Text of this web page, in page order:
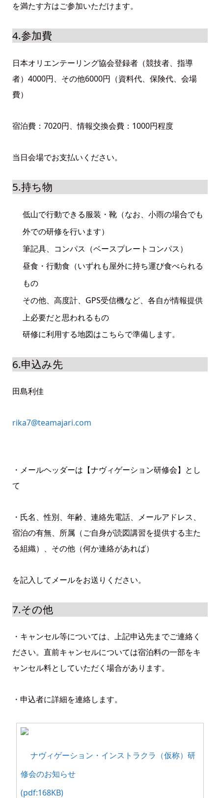
を満たす方はご参加いただけます。
4.参加費
日本オリエンテーリング協会登録者（競技者、指導
者）4000円、その他6000円（資料代、保険代、会場
費）
宿泊費：7020円、情報交換会費：1000円程度
当日会場でお支払いください。
5.持ち物
低山で行動できる服装・靴（なお、小雨の場合でも
外での研修を行います）
筆記具、コンパス（ベースプレートコンパス）
昼食・行動食（いずれも屋外に持ち運び食べられる
もの
その他、高度計、GPS受信機など、各自が情報提供
上必要だと思われるもの
研修に利用する地図はこちらで準備します。
6.申込み先
田島利佳
rika7@teamajari.com
・メールヘッダーは【ナヴィゲーション研修会】とし
て
・氏名、性別、年齢、連絡先電話、メールアドレス、
宿泊の有無、所属（ご自身が読図講習を提供する主た
る組織）、その他（何か連絡があれば）
を記入してメールをお送りください。
7.その他
・キャンセル等については、上記申込先までご連絡く
ださい。直前キャンセルについては宿泊料の一部をキ
ャンセル料としていただく場合があります。
・申込者に詳細を連絡します。
ナヴィゲーション・インストラクラ（仮称）研
修会のお知らせ
(pdf:168KB)